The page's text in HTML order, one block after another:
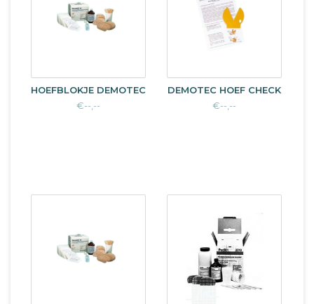
HOEFBLOKJE DEMOTEC
€--,--
DEMOTEC HOEF CHECK
€--,--